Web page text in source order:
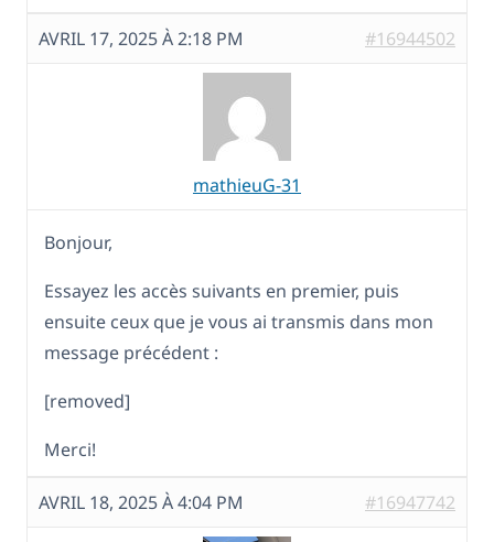
AVRIL 17, 2025 À 2:18 PM #16944502
mathieuG-31
Bonjour,
Essayez les accès suivants en premier, puis
ensuite ceux que je vous ai transmis dans mon
message précédent :
[removed]
Merci!
AVRIL 18, 2025 À 4:04 PM #16947742